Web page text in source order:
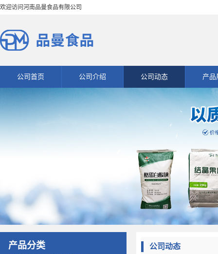
欢迎访问河南品曼食品有限公司
公司首页 公司介绍 公司动态 产品
产品分类 公司动态